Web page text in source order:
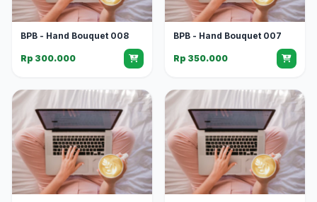
BPB - Hand Bouquet 008
Rp 300.000
BPB - Hand Bouquet 007
Rp 350.000